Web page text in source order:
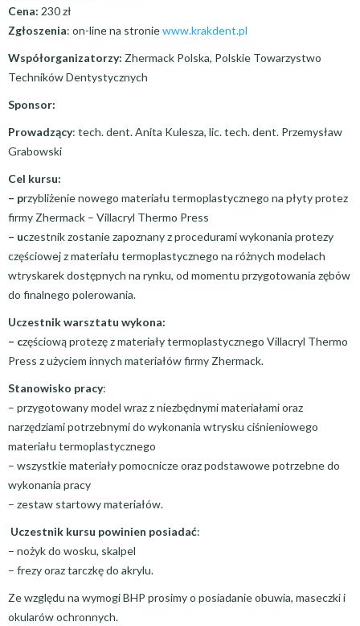
Cena: 230 zł
Zgłoszenia: on-line na stroniewww.krakdent.pl
Współorganizatorzy: Zhermack Polska, Polskie Towarzystwo
Techników Dentystycznych
Sponsor:
Prowadzący: tech. dent. Anita Kulesza, lic. tech. dent. Przemysław
Grabowski
Cel kursu:
– przybliżenie nowego materiału termoplastycznego na płyty protez
firmy Zhermack – Villacryl Thermo Press
– uczestnik zostanie zapoznany z procedurami wykonania protezy
częściowej z materiału termoplastycznego na różnych modelach
wtryskarek dostępnych na rynku, od momentu przygotowania zębów
do finalnego polerowania.
Uczestnik warsztatu wykona:
– częściową protezę z materiały termoplastycznego Villacryl Thermo
Press z użyciem innych materiałów firmy Zhermack.
Stanowisko pracy:
– przygotowany model wraz z niezbędnymi materiałami oraz
narzędziami potrzebnymi do wykonania wtrysku ciśnieniowego
materiału termoplastycznego
– wszystkie materiały pomocnicze oraz podstawowe potrzebne do
wykonania pracy
– zestaw startowy materiałów.
Uczestnik kursu powinien posiadać:
– nożyk do wosku, skalpel
– frezy oraz tarczkę do akrylu.
Ze względu na wymogi BHP prosimy o posiadanie obuwia, maseczki i
okularów ochronnych.